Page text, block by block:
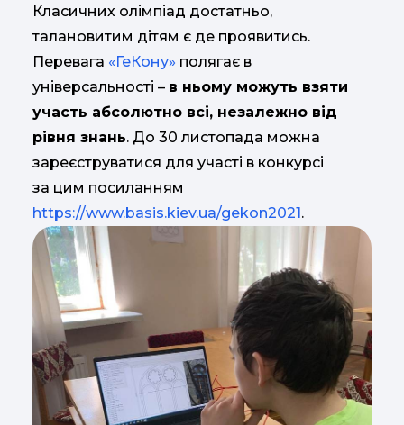
Класичних олімпіад достатньо,
талановитим дітям є де проявитись.
Перевага «ГеКону» полягає в
універсальності – в ньому можуть взяти
участь абсолютно всі, незалежно від
рівня знань. До 30 листопада можна
зареєструватися для участі в конкурсі
за цим посиланням
https://www.basis.kiev.ua/gekon2021.